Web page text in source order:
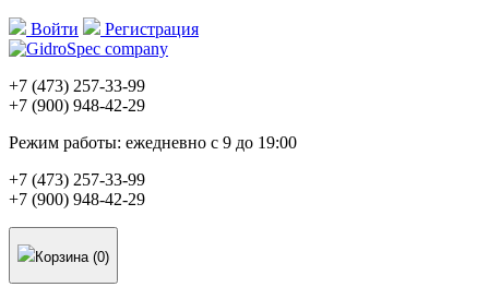
Войти Регистрация
+7 (473) 257-33-99
+7 (900) 948-42-29
Режим работы: ежедневно с 9 до 19:00
+7 (473) 257-33-99
+7 (900) 948-42-29
Корзина (0)